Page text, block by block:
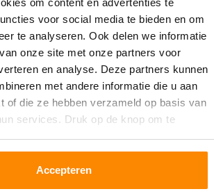
om content en advertenties te
voor social media te bieden en om
te analyseren. Ook delen we informatie
onze site met onze partners voor
en analyse. Deze partners kunnen
met andere informatie die u aan
of die ze hebben verzameld op basis van
services. Druk op de knop om te
Accepteren